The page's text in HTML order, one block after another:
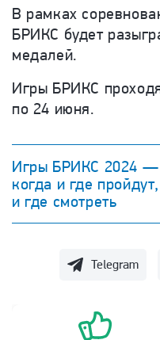
В рамках
БРИКС будет
медалей.
Игры БРИКС
по 24 июня.
Игры БРИКС 2024 —
когда и где
и где смотреть
Telegram